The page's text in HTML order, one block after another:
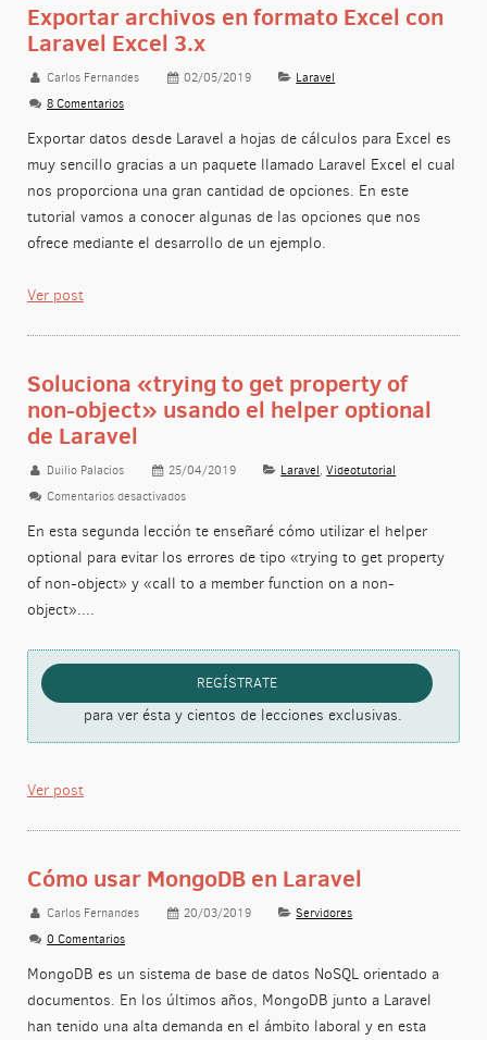
Exportar archivos en formato Excel con
Laravel Excel 3.x
Carlos Fernandes 02/05/2019
Laravel
8 Comentarios
Exportar datos desde Laravel a hojas de cálculos para Excel es
muy sencillo gracias a un paquete llamado Laravel Excel el cual
nos proporciona una gran cantidad de opciones. En este
tutorial vamos a conocer algunas de las opciones que nos
ofrece mediante el desarrollo de un ejemplo.
Ver post
Soluciona «trying to get property of
non-object» usando el helper optional
de Laravel
Duilio Palacios 25/04/2019 Laravel,Videotutorial
Comentarios desactivados
En esta segunda lección te enseñaré cómo utilizar el helper
optional para evitar los errores de tipo «trying to get property
of non-object» y «call to a member function on a non-
object»....
REGÍSTRATE
para ver ésta y cientos de lecciones exclusivas.
Ver post
Cómo usar MongoDB en Laravel
Carlos Fernandes 20/03/2019
Servidores
0 Comentarios
MongoDB es un sistema de base de datos NoSQL orientado a
documentos. En los últimos años, MongoDB junto a Laravel
han tenido una alta demanda en el ámbito laboral y en esta